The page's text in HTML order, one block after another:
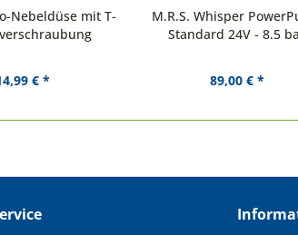
Nebeldüse mit T-
€ *
M.R.S. Whisper
Standard 24V - 8.5
89,00 € *